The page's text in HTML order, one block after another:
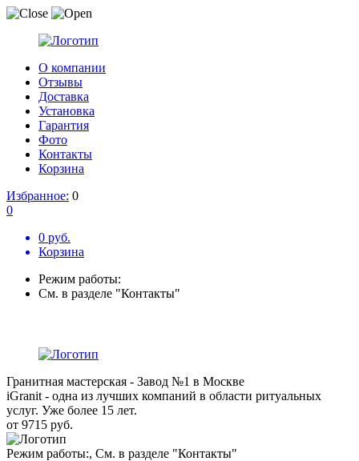
О компании
Отзывы
Доставка
Установка
Гарантия
Фото
Контакты
Корзина
Избранное: 0
0
0 руб.
Корзина
Режим работы:
См. в разделе "Контакты"
Гранитная мастерская - Завод №1 в Москве
iGranit - одна из лучших компаний в области ритуальных
услуг. Уже более 15 лет.
от 9715 руб.
Режим работы:, См. в разделе "Контакты"